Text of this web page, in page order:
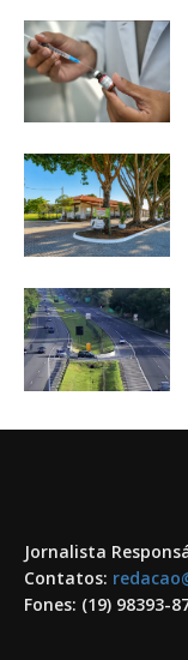
Jornalista
Contatos:
Fones: (19) 98393-